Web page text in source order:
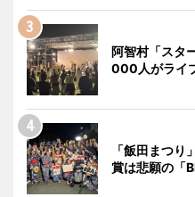
阿智村「スタ
000人がライ
「飯田まつ
賞は悲願の「